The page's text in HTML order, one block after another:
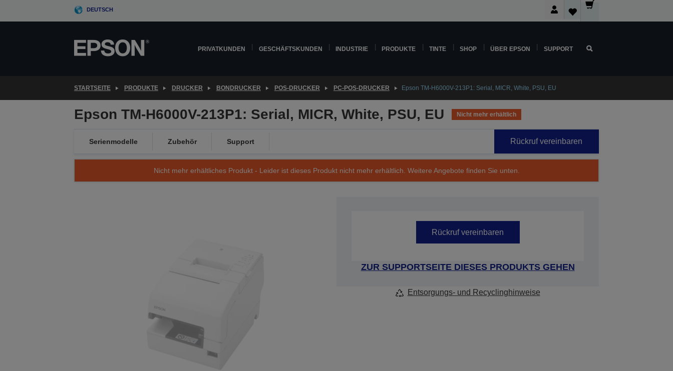
DEUTSCH
PRIVATKUNDEN GESCHÄFTSKUNDEN INDUSTRIE PRODUKTE TINTE SHOP ÜBER EPSON SUPPORT
STARTSEITE PRODUKTE DRUCKER BONDRUCKER POS-DRUCKER PC-POS-DRUCKER Epson TM-H6000V-213P1: Serial, MICR, White, PSU, EU
Epson TM-H6000V-213P1: Serial, MICR, White, PSU, EU Nicht mehr erhältlich
Serienmodelle Zubehör Support Rückruf vereinbaren
Nicht mehr erhältliches Produkt - Leider ist dieses Produkt nicht mehr erhältlich. Weitere Angebote finden Sie unten.
Rückruf vereinbaren
ZUR SUPPORTSEITE DIESES PRODUKTS GEHEN
Entsorgungs- und Recyclinghinweise